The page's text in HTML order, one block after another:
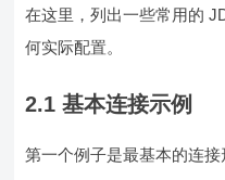
在这里，列出一些常用的
何实际配置。
2.1 基本连接示例
第一个例子是最基本的连接